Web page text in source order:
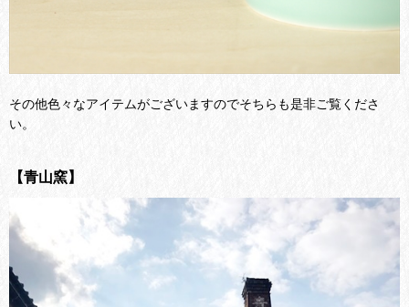
その他色々なアイテムがございますのでそちらも是非ご覧くださ
い。
【青山窯】